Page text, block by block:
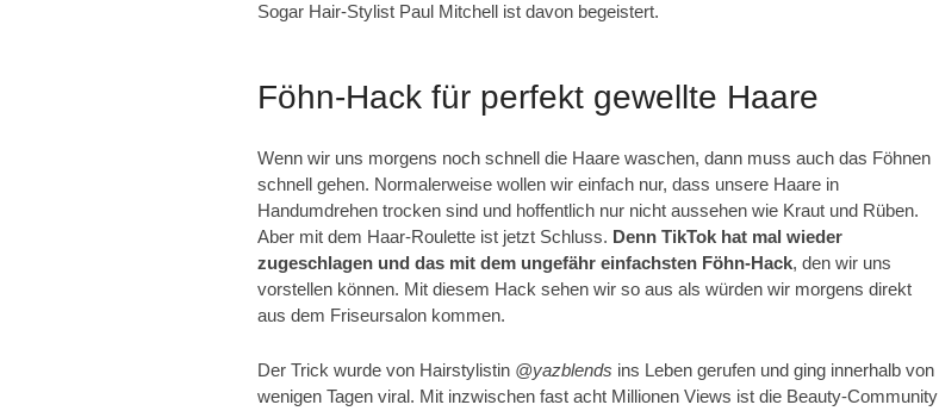
Sogar Hair-Stylist Paul Mitchell ist davon begeistert.
Föhn-Hack für perfekt gewellte Haare
Wenn wir uns morgens noch schnell die Haare waschen, dann muss auch das Föhnen
schnell gehen. Normalerweise wollen wir einfach nur, dass unsere Haare in
Handumdrehen trocken sind und hoffentlich nur nicht aussehen wie Kraut und Rüben.
Aber mit dem Haar-Roulette ist jetzt Schluss. Denn TikTok hat mal wieder
zugeschlagen und das mit dem ungefähr einfachsten Föhn-Hack, den wir uns
vorstellen können. Mit diesem Hack sehen wir so aus als würden wir morgens direkt
aus dem Friseursalon kommen.
Der Trick wurde von Hairstylistin @yazblends ins Leben gerufen und ging innerhalb von
wenigen Tagen viral. Mit inzwischen fast acht Millionen Views ist die Beauty-Community